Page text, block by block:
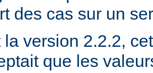
des cas sur un
la version 2.2.2,
que les